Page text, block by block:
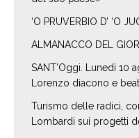
‘O PRUVERBIO D’ ‘O
ALMANACCO DEL
SANT’Oggi. Lunedì 10
Lorenzo diacono e
Turismo delle radici,
Lombardi sui progetti